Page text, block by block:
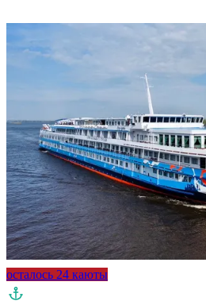
осталось 24 каюты